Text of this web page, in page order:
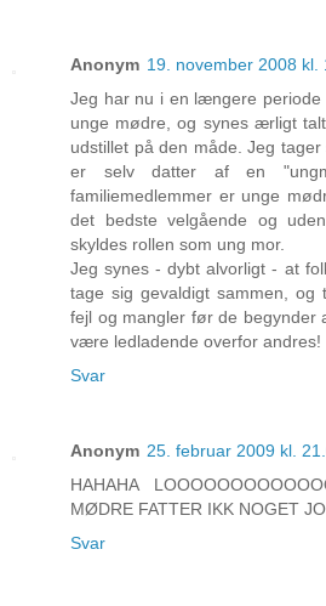
Anonym 19. november 2008 kl.
Jeg har nu i en længere
unge mødre, og synes ærligt
udstillet på den måde. Jeg
er selv datter af en
familiemedlemmer er unge
det bedste velgående og
skyldes rollen som ung mor.
Jeg synes - dybt alvorligt - at
tage sig gevaldigt sammen,
fejl og mangler før de begynder
være ledladende overfor andres!
Svar
Anonym 25. februar 2009 kl.
HAHAHA
MØDRE FATTER IKK NOGET
Svar